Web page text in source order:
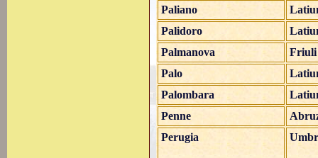
Paliano
Palidoro
Palmanova
Friuli
Palo
Palombara
Penne
Perugia